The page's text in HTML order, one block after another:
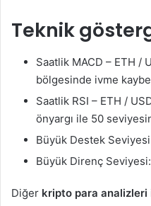
Teknik
Saatlik MACD – ETH /
bölgesinde ivme
Saatlik RSI – ETH /
önyargı ile 50
Büyük Destek
Büyük Direnç
Diğer kripto para analizleri